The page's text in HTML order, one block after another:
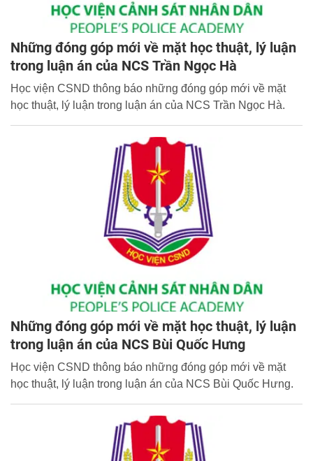
Những đóng góp mới về mặt học thuật, lý luận
trong luận án của NCS Trần Ngọc Hà
Học viện CSND thông báo những đóng góp mới về mặt
học thuật, lý luận trong luận án của NCS Trần Ngọc Hà.
Những đóng góp mới về mặt học thuật, lý luận
trong luận án của NCS Bùi Quốc Hưng
Học viện CSND thông báo những đóng góp mới về mặt
học thuật, lý luận trong luận án của NCS Bùi Quốc Hưng.